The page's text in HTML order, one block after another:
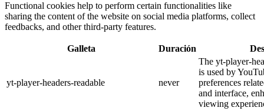
Functional cookies help to perform certain functionalities like
sharing the content of the website on social media platforms, collect
feedbacks, and other third-party features.
Galleta Duración
yt-player-headers-readable never
The yt-player-
is used by
preferences
and interface,
viewing